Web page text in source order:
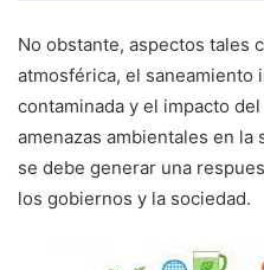
No obstante, aspectos tales
atmosférica, el saneamiento
contaminada y el impacto
amenazas ambientales en la
se debe generar una
los gobiernos y la sociedad.